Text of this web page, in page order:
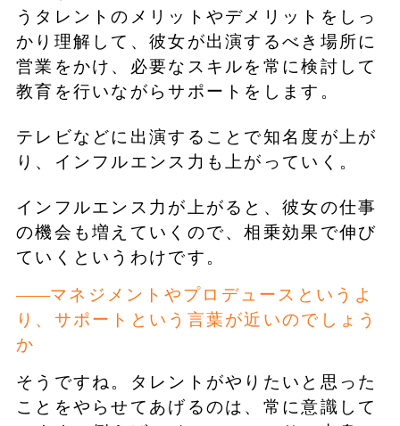
うタレントのメリットやデメリットをしっ
かり理解して、彼女が出演するべき場所に
営業をかけ、必要なスキルを常に検討して
教育を行いながらサポートをします。
テレビなどに出演することで知名度が上が
り、インフルエンス力も上がっていく。
インフルエンス力が上がると、彼女の仕事
の機会も増えていくので、相乗効果で伸び
ていくというわけです。
マネジメントやプロデュースというよ
り、サポートという言葉が近いのでしょう
か
そうですね。タレントがやりたいと思った
ことをやらせてあげるのは、常に意識して